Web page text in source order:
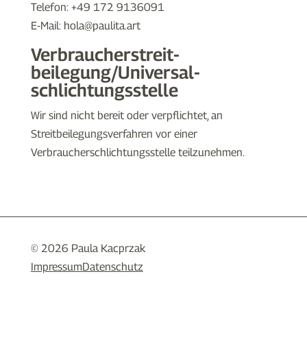
Telefon: +49 172 9136091
E-Mail: hola@paulita.art
Verbraucher­streit­
beilegung/Universal­
schlichtungs­stelle
Wir sind nicht bereit oder verpflichtet, an
Streitbeilegungsverfahren vor einer
Verbraucherschlichtungsstelle teilzunehmen.
© 2026 Paula Kacprzak
ImpressumDatenschutz